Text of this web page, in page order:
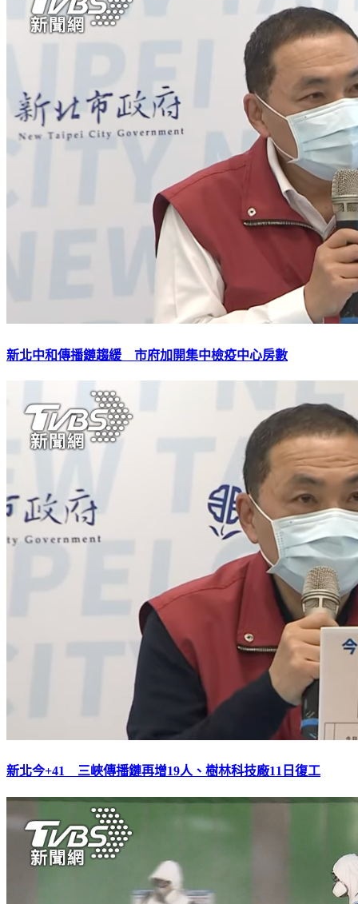
新北中和傳播鏈趨緩 市府加開集中檢疫中心房數
新北今+41 三峽傳播鏈再增19人、樹林科技廠11日復工